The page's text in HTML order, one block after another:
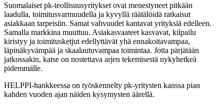
Suomalaiset pk-teollisuusyritykset ovat menestyneet pitkään
laadulla, toimitusvarmuudella ja kyvyllä räätälöidä ratkaisut
asiakkaan tarpeisiin. Samat vahvuudet kantavat yrityksiä edelleen.
Samalla markkina muuttuu. Asiakasvaateet kasvavat, kilpailu
kiristyy ja toimitusketjut edellyttävät yhä ennakoitavampaa,
läpinäkyvämpää ja skaalautuvampaa toimintaa. Jotta pärjätään
jatkossakin, katse on nostettava arjen tekemisestä nykyhetkeä
pidemmälle.
HELPPI-hankkeessa on työskennelty pk-yritysten kanssa pian
kahden vuoden ajan näiden kysymysten äärellä.